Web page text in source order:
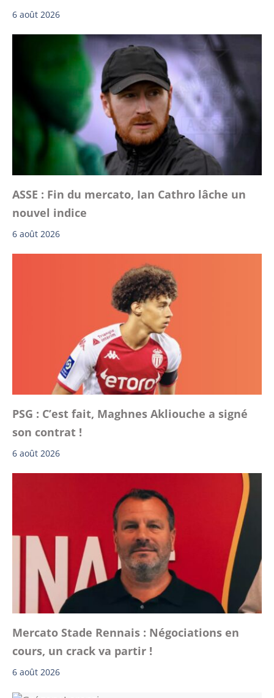
6 août 2026
ASSE : Fin du mercato, Ian Cathro lâche un
nouvel indice
6 août 2026
PSG : C’est fait, Maghnes Akliouche a signé
son contrat !
6 août 2026
Mercato Stade Rennais : Négociations en
cours, un crack va partir !
6 août 2026